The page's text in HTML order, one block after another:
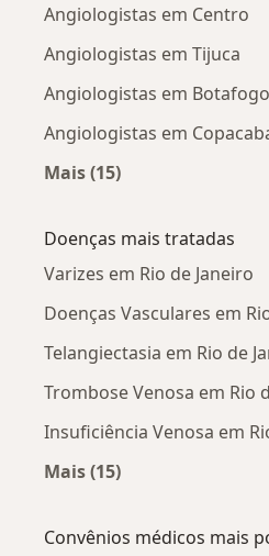
Angiologistas em Centro
Angiologistas em Tijuca
Angiologistas em Botafogo
Angiologistas em
Mais (15)
Doenças mais tratadas
Varizes em Rio de Janeiro
Doenças Vasculares em
Telangiectasia em Rio de
Trombose Venosa em Rio
Insuficiência Venosa em
Mais (15)
Convênios médicos mais